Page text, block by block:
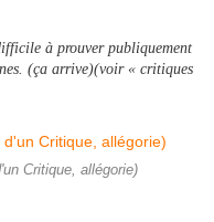
à prouver publiquement
(ça arrive)(voir « critiques
Critique, allégorie)